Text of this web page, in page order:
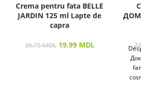
Crema pentru fata BELLE
JARDIN 125 ml Lapte de
capra
26.75MDL 19.99 MDL